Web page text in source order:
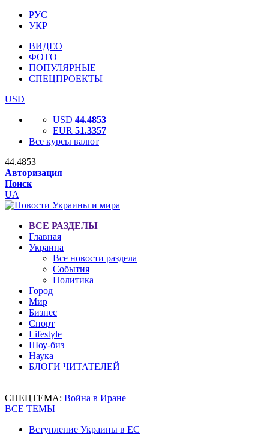
РУС
УКР
ВИДЕО
ФОТО
ПОПУЛЯРНЫЕ
СПЕЦПРОЕКТЫ
USD
USD 44.4853
EUR 51.3357
Все курсы валют
44.4853
Авторизация
Поиск
UA
ВСЕ РАЗДЕЛЫ
Главная
Украина
Все новости раздела
События
Политика
Город
Мир
Бизнес
Спорт
Lifestyle
Шоу-биз
Наука
БЛОГИ ЧИТАТЕЛЕЙ
СПЕЦТЕМА: Война в Иране
ВСЕ ТЕМЫ
Вступление Украины в ЕС